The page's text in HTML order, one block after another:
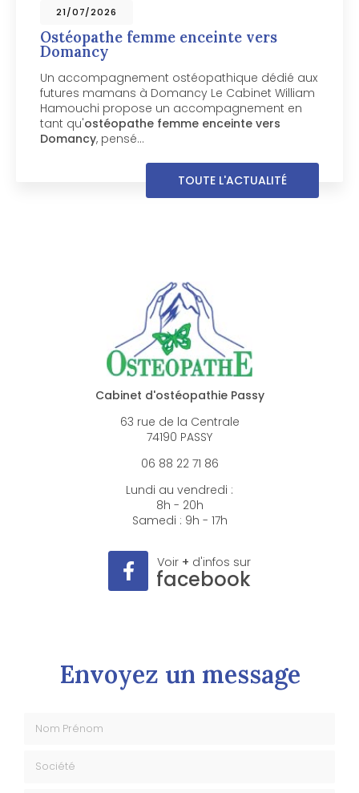
09/07/2026
Ostéopathe pour chien vers
Chamonix-Mont-Blanc
Votre chien mérite un ostéopathe spécialisé
près de Chamonix-Mont-Blanc Votre chien
boite, manque de souplesse ou semble
inconfortable dans ses mouvements ? Le
Cabinet William Hamouchi, basé à Passy…
TOUTE L'ACTUALITÉ
Cabinet d'ostéopathie Passy
63 rue de la Centrale
74190 PASSY
06 88 22 71 86
Lundi au vendredi :
8h - 20h
Samedi : 9h - 17h
Voir + d'infos sur
facebook
Envoyez un message